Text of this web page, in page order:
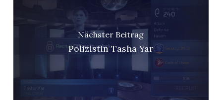
Nächster Beitrag
Polizistin Tasha Yar